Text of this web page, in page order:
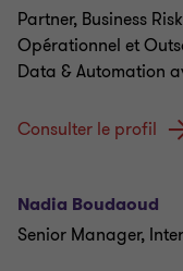
Partner, Business
Opérationnel et
Data & Automation
Consulter le profil
Nadia Boudaoud
Senior Manager,